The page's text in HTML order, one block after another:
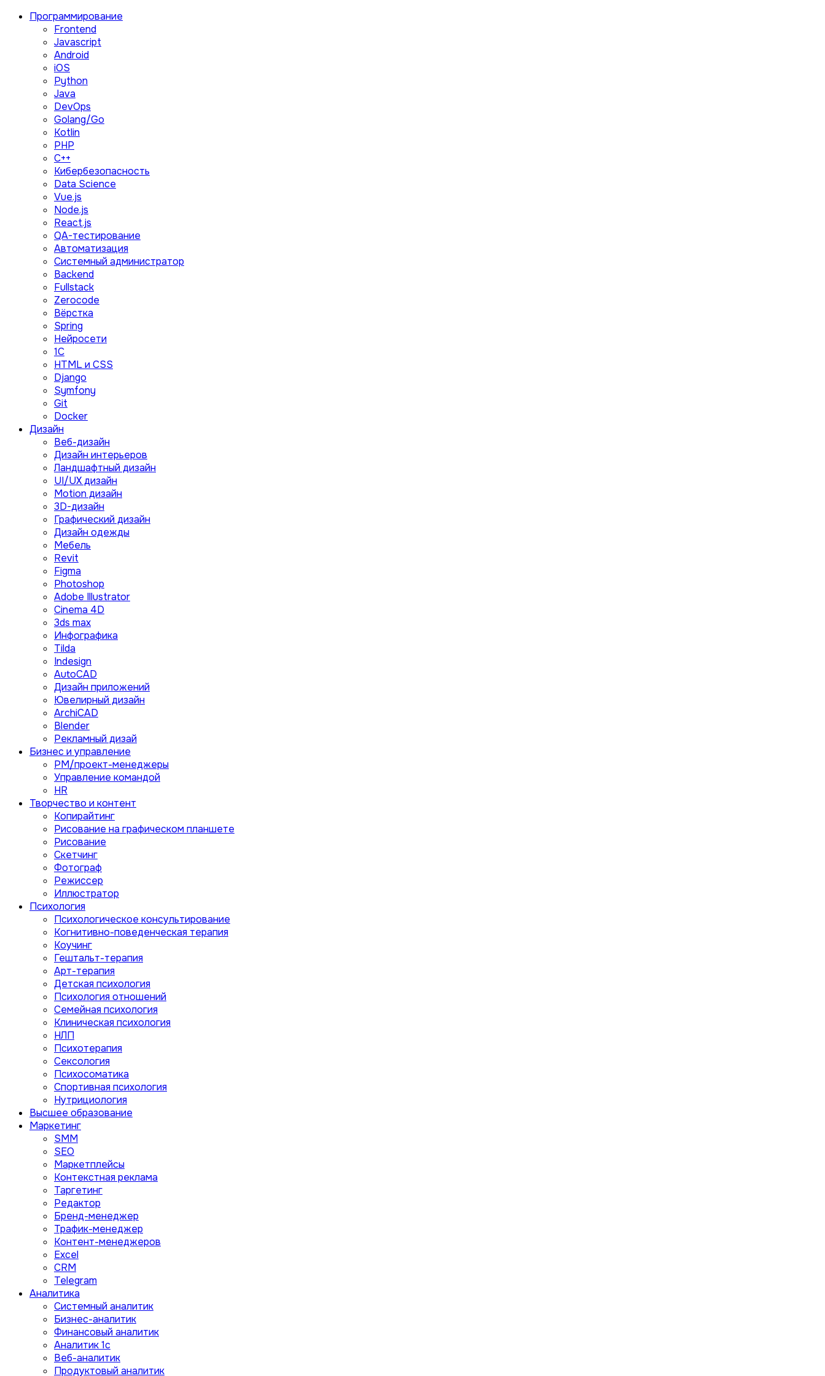
Программирование
Frontend
Javascript
Android
iOS
Python
Java
DevOps
Golang/Go
Kotlin
PHP
C++
Кибербезопасность
Data Science
Vue.js
Node.js
React.js
QA-тестирование
Автоматизация
Системный администратор
Backend
Fullstack
Zerocode
Вёрстка
Spring
Нейросети
1C
HTML и CSS
Django
Symfony
Git
Docker
Дизайн
Веб-дизайн
Дизайн интерьеров
Ландшафтный дизайн
UI/UX дизайн
Motion дизайн
3D-дизайн
Графический дизайн
Дизайн одежды
Мебель
Revit
Figma
Photoshop
Adobe Illustrator
Сinema 4D
3ds max
Инфографика
Tilda
Indesign
AutoCAD
Дизайн приложений
Ювелирный дизайн
ArchiCAD
Blender
Рекламный дизай
Бизнес и управление
PM/проект-менеджеры
Управление командой
HR
Творчество и контент
Копирайтинг
Рисование на графическом планшете
Рисование
Скетчинг
Фотограф
Режиссер
Иллюстратор
Психология
Психологическое консультирование
Когнитивно-поведенческая терапия
Коучинг
Гештальт-терапия
Арт-терапия
Детская психология
Психология отношений
Семейная психология
Клиническая психология
НЛП
Психотерапия
Сексология
Психосоматика
Спортивная психология
Нутрициология
Высшее образование
Маркетинг
SMM
SEO
Маркетплейсы
Контекстная реклама
Таргетинг
Редактор
Бренд-менеджер
Трафик-менеджер
Контент-менеджеров
Excel
CRM
Telegram
Аналитика
Системный аналитик
Бизнес-аналитик
Финансовый аналитик
Aналитик 1с
Веб-аналитик
Продуктовый аналитик